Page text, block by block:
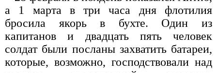
а 1 марта в три часа дня флотилия
бросила якорь в бухте. Один из
капитанов и двадцать пять человек
солдат были посланы захватить батареи,
которые, возможно, господствовали над